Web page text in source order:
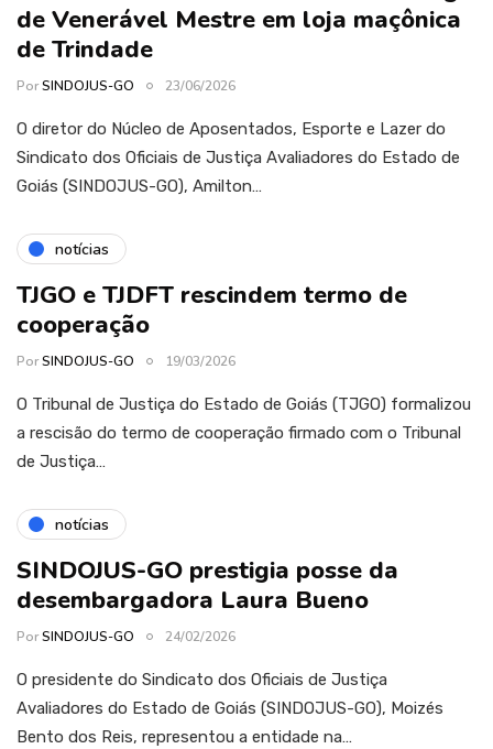
de Venerável Mestre em loja maçônica
de Trindade
PorSINDOJUS-GO 23/06/2026
O diretor do Núcleo de Aposentados, Esporte e Lazer do
Sindicato dos Oficiais de Justiça Avaliadores do Estado de
Goiás (SINDOJUS-GO), Amilton…
notícias
TJGO e TJDFT rescindem termo de
cooperação
PorSINDOJUS-GO 19/03/2026
O Tribunal de Justiça do Estado de Goiás (TJGO) formalizou
a rescisão do termo de cooperação firmado com o Tribunal
de Justiça…
notícias
SINDOJUS-GO prestigia posse da
desembargadora Laura Bueno
PorSINDOJUS-GO 24/02/2026
O presidente do Sindicato dos Oficiais de Justiça
Avaliadores do Estado de Goiás (SINDOJUS-GO), Moizés
Bento dos Reis, representou a entidade na…